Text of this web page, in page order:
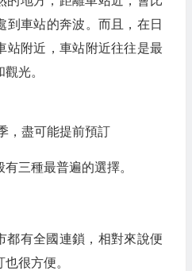
到車站的奔波。而且，在日
站附近，車站附近往往是最
光。
，盡可能提前預訂
三種最普遍的選擇。
都有全國連鎖，相對來說便
很方便。